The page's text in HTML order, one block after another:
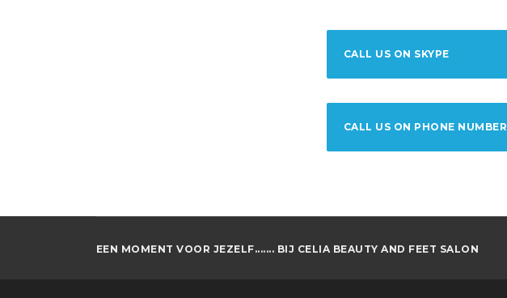
CALL US ON SKYPE
CALL US ON PHONE NUMBER
EEN MOMENT VOOR JEZELF....... BIJ CELIA BEAUTY AND FEET SALON